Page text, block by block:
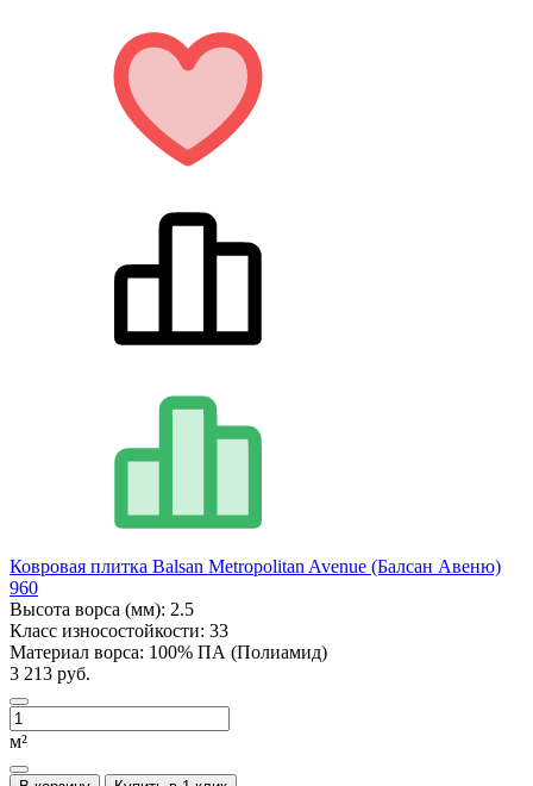
Ковровая плитка Balsan Metropolitan Avenue (Балсан Авеню)
960
Высота ворса (мм): 2.5
Класс износостойкости: 33
Материал ворса: 100% ПА (Полиамид)
3 213 руб.
м²